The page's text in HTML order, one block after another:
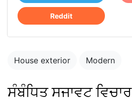
Reddit
House exterior Modern
ਸੰਬੰਧਿਤ ਸਜਾਵਟ ਵਿਚਾਰ